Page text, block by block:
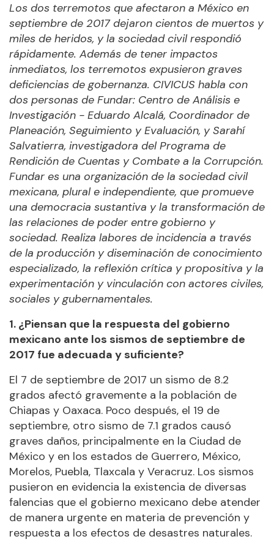
Los dos terremotos que afectaron a México en
septiembre de 2017 dejaron cientos de muertos y
miles de heridos, y la sociedad civil respondió
rápidamente. Además de tener impactos
inmediatos, los terremotos expusieron graves
deficiencias de gobernanza. CIVICUS habla con
dos personas de Fundar: Centro de Análisis e
Investigación - Eduardo Alcalá, Coordinador de
Planeación, Seguimiento y Evaluación, y Sarahí
Salvatierra, investigadora del Programa de
Rendición de Cuentas y Combate a la Corrupción.
Fundar es una organización de la sociedad civil
mexicana, plural e independiente, que promueve
una democracia sustantiva y la transformación de
las relaciones de poder entre gobierno y
sociedad. Realiza labores de incidencia a través
de la producción y diseminación de conocimiento
especializado, la reflexión crítica y propositiva y la
experimentación y vinculación con actores civiles,
sociales y gubernamentales.
1. ¿Piensan que la respuesta del gobierno
mexicano ante los sismos de septiembre de
2017 fue adecuada y suficiente?
El 7 de septiembre de 2017 un sismo de 8.2
grados afectó gravemente a la población de
Chiapas y Oaxaca. Poco después, el 19 de
septiembre, otro sismo de 7.1 grados causó
graves daños, principalmente en la Ciudad de
México y en los estados de Guerrero, México,
Morelos, Puebla, Tlaxcala y Veracruz. Los sismos
pusieron en evidencia la existencia de diversas
falencias que el gobierno mexicano debe atender
de manera urgente en materia de prevención y
respuesta a los efectos de desastres naturales.